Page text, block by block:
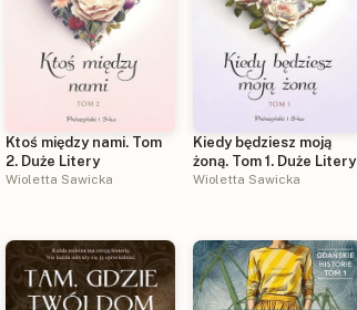
Ktoś między nami. Tom
2. Duże Litery
Wioletta Sawicka
Kiedy będziesz moją
żoną. Tom 1. Duże Litery
Wioletta Sawicka